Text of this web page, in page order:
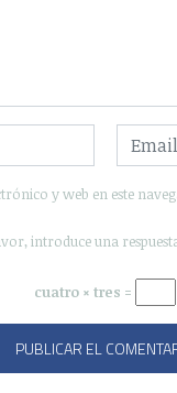
y web en este
introduce una
cuatro × tres =